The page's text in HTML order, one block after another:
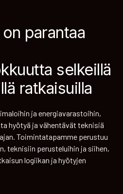
parantaa
selkeillä
ratkaisuilla
ja energiavarastoihin,
hyötyä ja vähentävät teknisiä
Toimintatapamme perustuu
teknisiin perusteluihin ja siihen,
logiikan ja hyötyjen